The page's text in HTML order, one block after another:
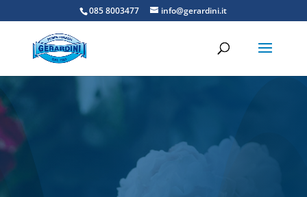
085 8003477 info@gerardini.it